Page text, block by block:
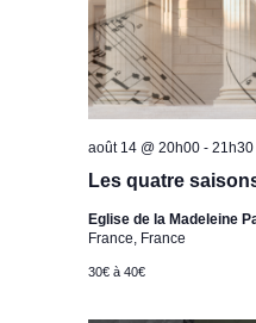
Les quatre
août 14 @ 20h00- 21h30
Eglise de la Madeleine
France, France
30€ à 40€